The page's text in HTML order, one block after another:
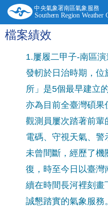
要
內
容
檔案績效
1.屢履二甲子-南區
發軔於日治時期，位
所」是5個最早建立
亦為目前全臺灣碩果
觀測員屢次踏著前輩
電碼、守視天氣、
未曾間斷，經歷了機
復，時至今日以臺灣
續在時間長河裡刻畫
誠懇踏實的氣象服務。